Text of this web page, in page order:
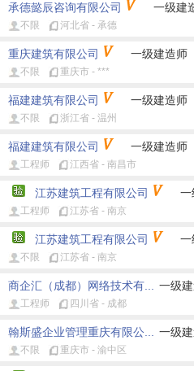
承德懿辰咨询有限公司 一级建
不限
河北省 - 承德
重庆建筑有限公司 一级建造师
不限
重庆市 - ***
福建建筑有限公司 一级建造师
不限
浙江省 - 温州
福建建筑有限公司 一级建造师
工程师
江西省 - 南昌市
江苏建筑工程有限公司 一
工程师
江苏省 - 南京
江苏建筑工程有限公司 一
不限
江苏省 - 南京
商企汇（成都）网络技术有... 一级
工程师
四川省 - 成都
翰斯盛企业管理重庆有限公... 一级
不限
重庆市 - 渝中区